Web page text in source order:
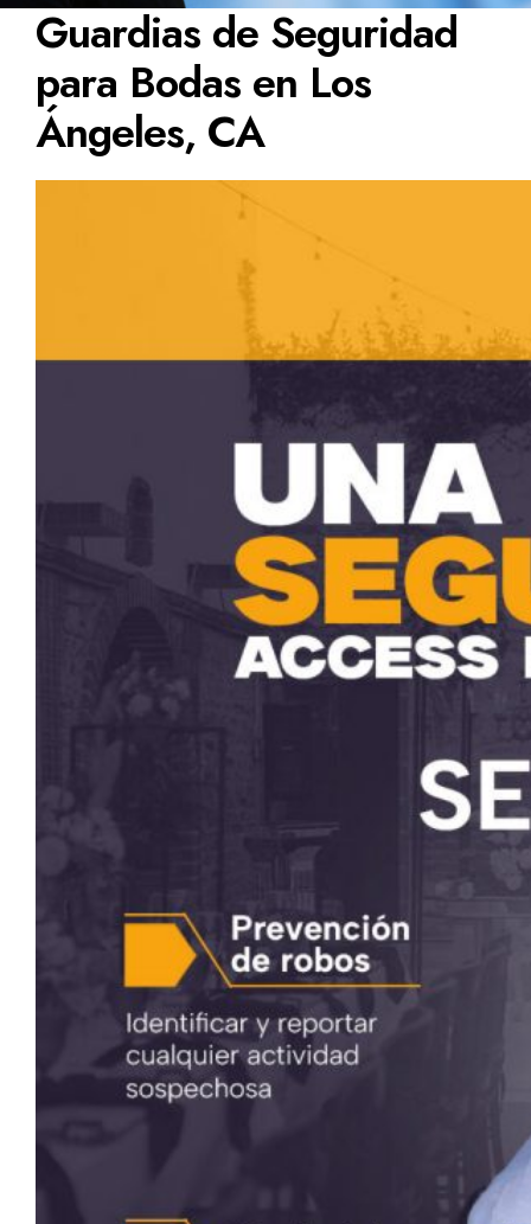
CONTÁCTANOS
Guardias de Seguridad
para Bodas en Los
Ángeles, CA